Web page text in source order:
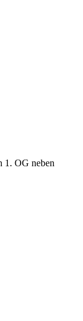
1. OG neben